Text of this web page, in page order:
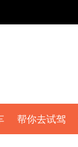
帮你去试驾